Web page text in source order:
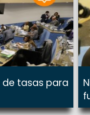
de tasas para